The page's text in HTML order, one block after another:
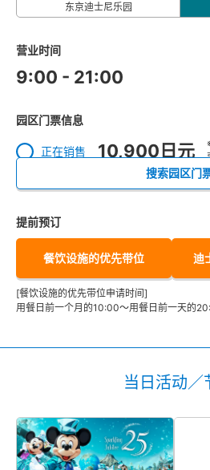
东京迪士尼乐园
营业时间
9:00 - 21:00
园区门票信息
正在销售 10,900日元
搜索园区门
提前预订
餐饮设施的优先带位 迪
[餐饮设施的优先带位申请时间]
用餐日前一个月的10:00～用餐日前一天的
当日活动／